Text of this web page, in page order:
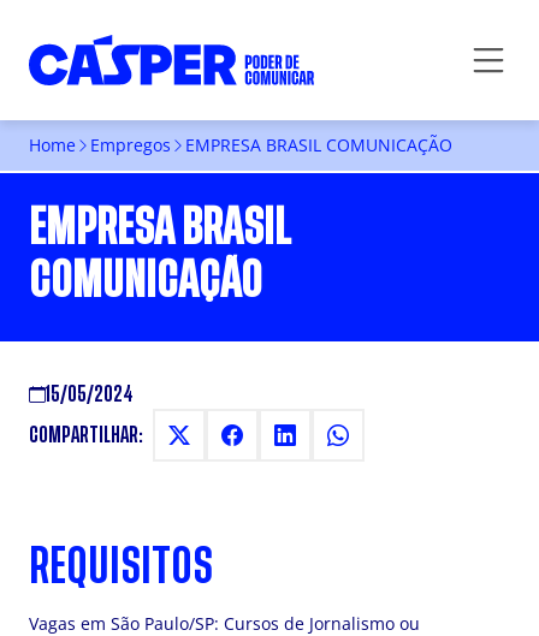
Home Empregos EMPRESA BRASIL COMUNICAÇÃO
EMPRESA BRASIL
COMUNICAÇÃO
15/05/2024
COMPARTILHAR:
REQUISITOS
Vagas em São Paulo/SP: Cursos de Jornalismo ou